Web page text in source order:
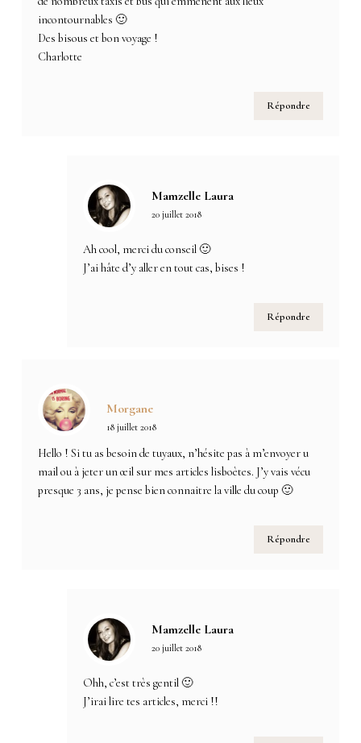
incontournables 🙂
Des bisous et bon voyage !
Charlotte
Répondre
Mamzelle Laura
20 juillet 2018
Ah cool, merci du conseil 🙂
J’ai hâte d’y aller en tout cas, bises !
Répondre
Morgane
18 juillet 2018
Hello ! Si tu as besoin de tuyaux, n’hésite pas à m’envoyer u
mail ou à jeter un œil sur mes articles lisboètes. J’y vais vécu
presque 3 ans, je pense bien connaitre la ville du coup 🙂
Répondre
Mamzelle Laura
20 juillet 2018
Ohh, c’est très gentil 🙂
J’irai lire tes articles, merci !!